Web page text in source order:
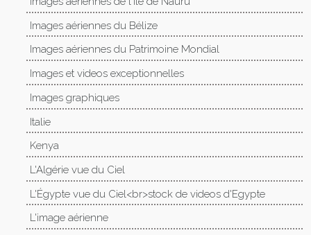
Images aériennes du Bélize
Images aériennes du Patrimoine Mondial
Images et videos exceptionnelles
Images graphiques
Italie
Kenya
L'Algérie vue du Ciel
L'Égypte vue du Ciel<br>stock de videos d'Egypte
L'image aérienne